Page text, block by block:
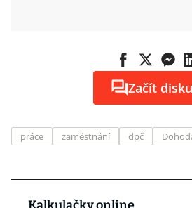
Začít
práce zaměstnání dpč